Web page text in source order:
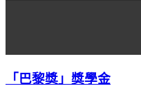
「巴黎獎」獎學金